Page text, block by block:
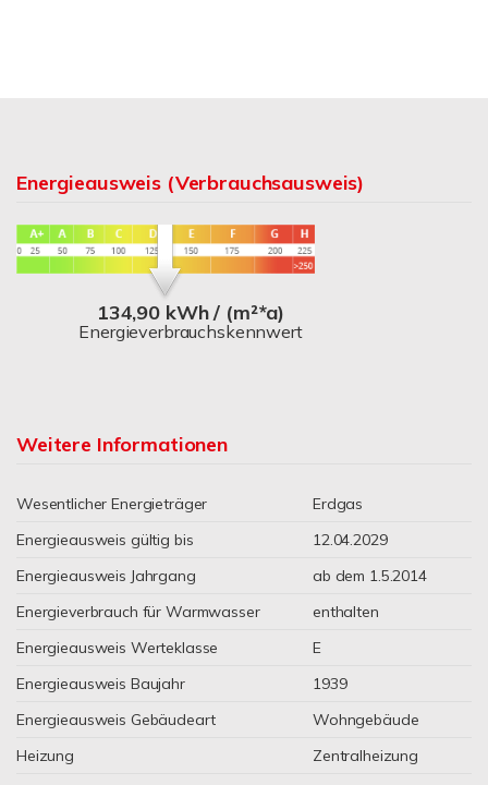
Energieausweis (Verbrauchsausweis)
134,90 kWh / (m²*a)
Energieverbrauchskennwert
Weitere Informationen
Wesentlicher Energieträger
Erdgas
Energieausweis gültig bis
12.04.2029
Energieausweis Jahrgang
ab dem 1.5.2014
Energieverbrauch für Warmwasser
enthalten
Energieausweis Werteklasse
E
Energieausweis Baujahr
1939
Energieausweis Gebäudeart
Wohngebäude
Heizung
Zentralheizung